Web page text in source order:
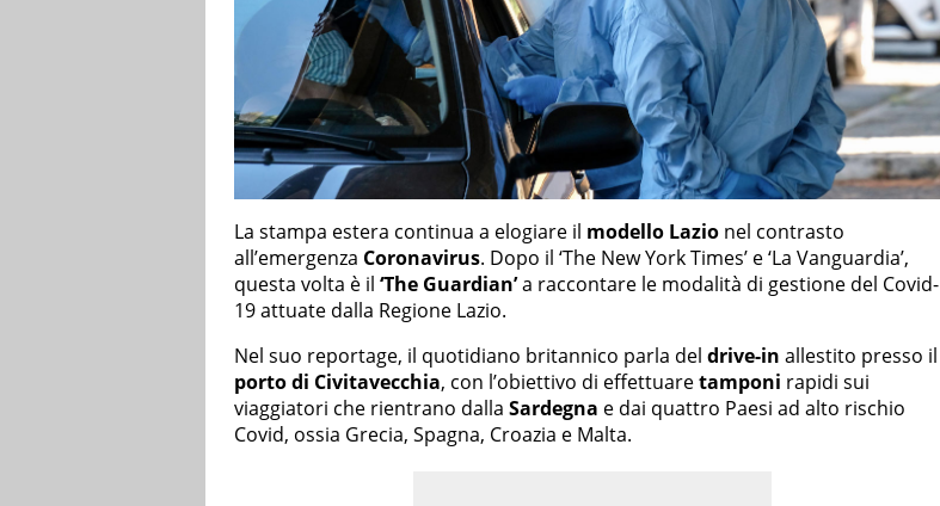
La stampa estera continua a elogiare il modello Lazio nel contrasto
all’emergenza Coronavirus. Dopo il ‘The New York Times’ e ‘La Vanguardia’,
questa volta è il ‘The Guardian’a raccontare le modalità di gestione del Covid-
19 attuate dalla Regione Lazio.
Nel suo reportage, il quotidiano britannico parla del drive-in allestito presso il
porto di Civitavecchia, con l’obiettivo di effettuaretamponi rapidi sui
viaggiatori che rientrano dalla Sardegna e dai quattro Paesi ad alto rischio
Covid, ossia Grecia, Spagna, Croazia e Malta.